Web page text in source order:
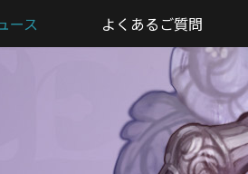
ース よくあるご質問